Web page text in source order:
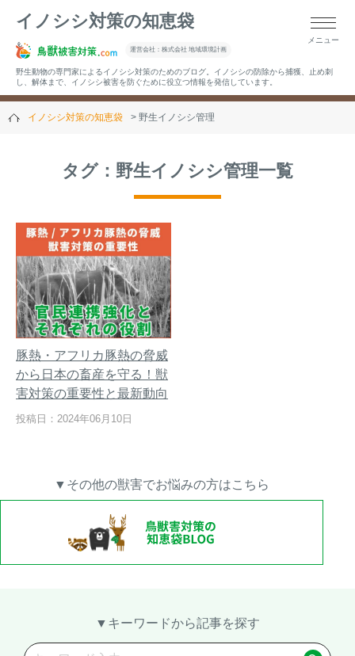
イノシシ対策の知恵袋
運営会社：株式会社 地域環境計画
野生動物の専門家によるイノシシ対策のためのブログ。イノシシの防除から捕獲、止め刺
し、解体まで、イノシシ被害を防ぐために役立つ情報を発信しています。
メニュー
▼キーワードから記事を探す
メルマガ登録
ご相談
お問い合わせ
オンライン
ショップ
イノシシ対策の知恵袋 野生イノシシ管理
タグ：野生イノシシ管理一覧
豚熱・アフリカ豚熱の脅威
から日本の畜産を守る！獣
害対策の重要性と最新動向
投稿日：2024年06月10日
▼その他の獣害でお悩みの方はこちら
▼キーワードから記事を探す